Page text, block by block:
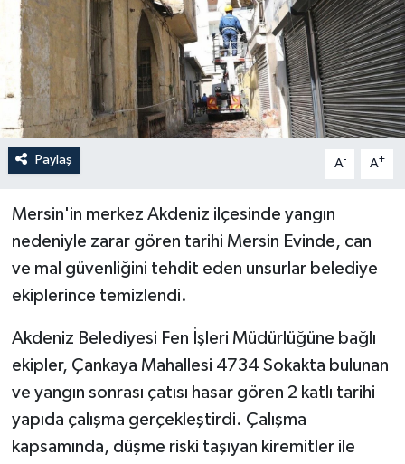
Paylaş A- A+
Mersin'in merkez Akdeniz ilçesinde yangın
nedeniyle zarar gören tarihi Mersin Evinde, can
ve mal güvenliğini tehdit eden unsurlar belediye
ekiplerince temizlendi.
Akdeniz Belediyesi Fen İşleri Müdürlüğüne bağlı
ekipler, Çankaya Mahallesi 4734 Sokakta bulunan
ve yangın sonrası çatısı hasar gören 2 katlı tarihi
yapıda çalışma gerçekleştirdi. Çalışma
kapsamında, düşme riski taşıyan kiremitler ile